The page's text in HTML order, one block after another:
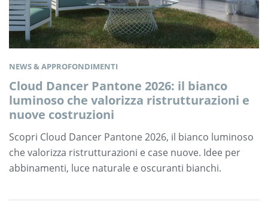
NEWS & APPROFONDIMENTI
Cloud Dancer Pantone 2026: il bianco
luminoso che valorizza ristrutturazioni e
nuove costruzioni
Scopri Cloud Dancer Pantone 2026, il bianco luminoso
che valorizza ristrutturazioni e case nuove. Idee per
abbinamenti, luce naturale e oscuranti bianchi.